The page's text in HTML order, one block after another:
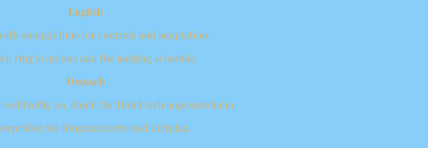
English
enough time for controls and adaptation.
ring locations and the judging schedule.
Deutsch
rechtzeitig an, damit Ihr Hund sich anpassen kann.
Sie Ringstandorte und Zeitplan.